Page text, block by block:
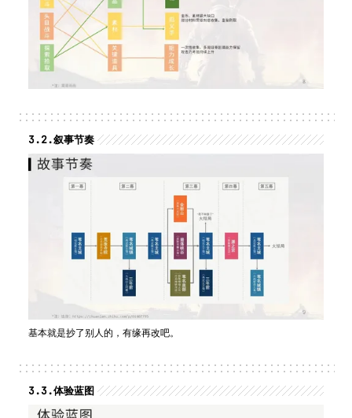
3.2.叙事节奏
基本就是抄了别人的，有缘再改吧。
3.3.体验蓝图